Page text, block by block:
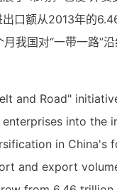
口额从2013年的
我国对“一带一路”
and Road"
into the
in China's
and export